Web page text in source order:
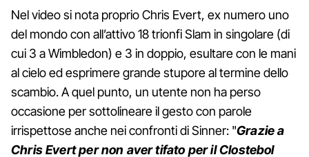
Nel video si nota proprio Chris Evert, ex numero uno
del mondo con all’attivo 18 trionfi Slam in singolare (di
cui 3 a Wimbledon) e 3 in doppio, esultare con le mani
al cielo ed esprimere grande stupore al termine dello
scambio. A quel punto, un utente non ha perso
occasione per sottolineare il gesto con parole
irrispettose anche nei confronti di Sinner: "Grazie a
Chris Evert per non aver tifato per il Clostebol